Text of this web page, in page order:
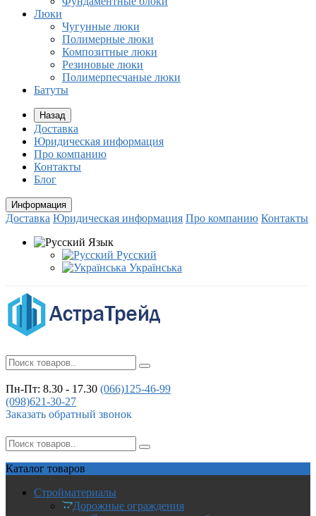
Люки
Чугунные люки
Полимерные люки
Композитные люки
Резиновые люки
Полимерпесчаные люки
Батуты
Назад
Доставка
Юридическая информация
Про компанию
Контакты
Блог
Информация
Доставка Юридическая информация Про компанию Контакты
Язык
Русский
Українська
Пн-Пт: 8.30 - 17.30 (066)125-46-99
(098)621-30-27
Заказать обратный звонок
Каталог товаров
Стройматериалы
Дорожные ограждения